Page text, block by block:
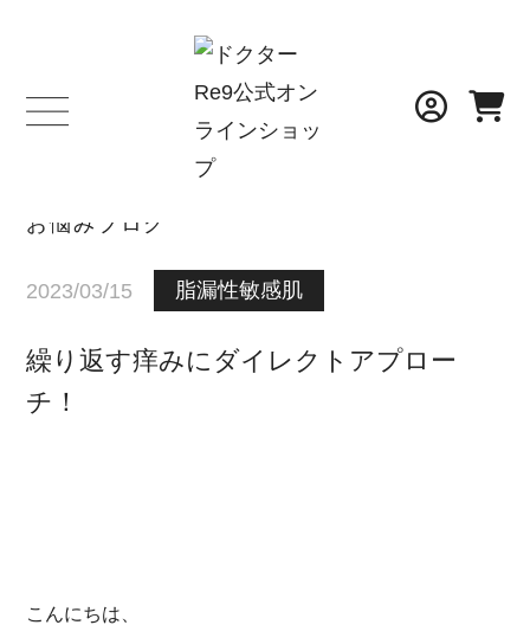
BLOG
お悩みブログ
2023/03/15 脂漏性敏感肌
繰り返す痒みにダイレクトアプロー
チ！
こんにちは、